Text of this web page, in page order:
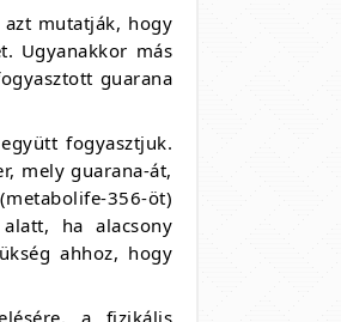
azt mutatják, hogy
Ugyanakkor más
guarana
fogyasztjuk.
mely guarana-át,
356-öt)
ha alacsony
ahhoz, hogy